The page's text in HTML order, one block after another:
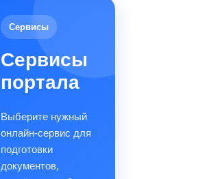
Сервисы
Сервисы
портала
Выберите нужный
онлайн-сервис для
подготовки
документов,